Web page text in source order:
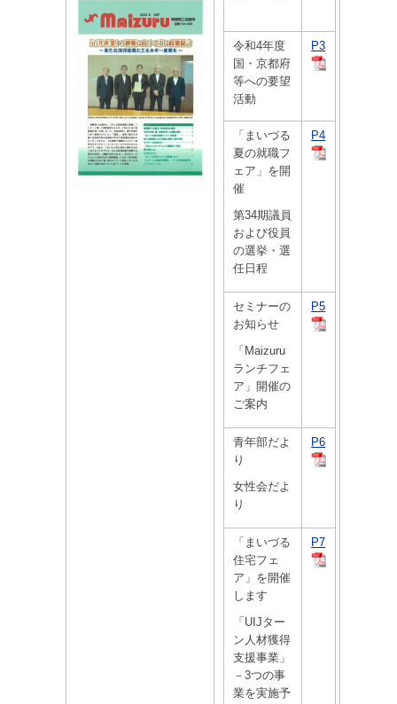
令和4年度
国・京都府
等への要望
活動
P3
「まいづる
夏の就職フ
ェア」を開
催
第34期議員
および役員
の選挙・選
任日程
P4
セミナーの
お知らせ
「Maizuru
ランチフェ
ア」開催の
ご案内
P5
青年部だよ
り
女性会だよ
り
P6
「まいづる
住宅フェ
ア」を開催
します
「UIJター
ン人材獲得
支援事業」
－3つの事
業を実施予
P7